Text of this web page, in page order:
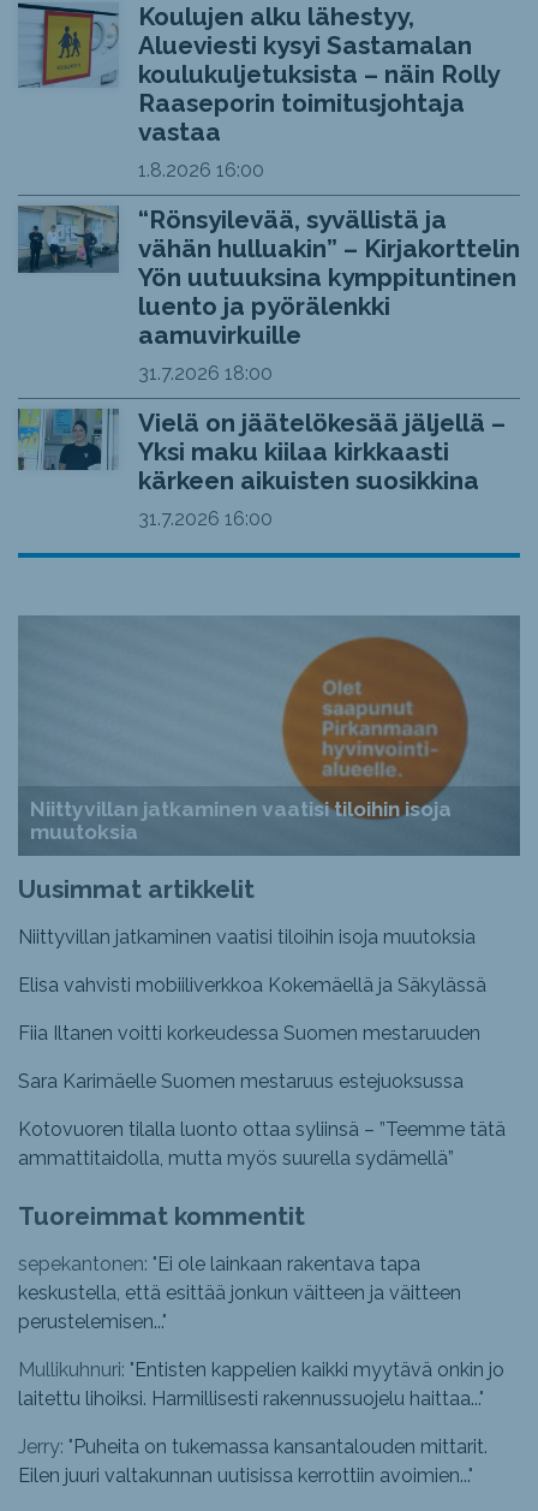
Koulujen alku lähestyy,
Alueviesti kysyi Sastamalan
koulukuljetuksista – näin Rolly
Raaseporin toimitusjohtaja
vastaa
1.8.2026 16:00
“Rönsyilevää, syvällistä ja
vähän hulluakin” – Kirjakorttelin
Yön uutuuksina kymppituntinen
luento ja pyörälenkki
aamuvirkuille
31.7.2026 18:00
Vielä on jäätelökesää jäljellä –
Yksi maku kiilaa kirkkaasti
kärkeen aikuisten suosikkina
31.7.2026 16:00
Niittyvillan jatkaminen vaatisi tiloihin isoja
muutoksia
Uusimmat artikkelit
Niittyvillan jatkaminen vaatisi tiloihin isoja muutoksia
Elisa vahvisti mobiiliverkkoa Kokemäellä ja Säkylässä
Fiia Iltanen voitti korkeudessa Suomen mestaruuden
Sara Karimäelle Suomen mestaruus estejuoksussa
Kotovuoren tilalla luonto ottaa syliinsä – ”Teemme tätä
ammattitaidolla, mutta myös suurella sydämellä”
Tuoreimmat kommentit
sepekantonen: "Ei ole lainkaan rakentava tapa
keskustella, että esittää jonkun väitteen ja väitteen
perustelemisen..."
Mullikuhnuri: "Entisten kappelien kaikki myytävä onkin jo
laitettu lihoiksi. Harmillisesti rakennussuojelu haittaa..."
Jerry: "Puheita on tukemassa kansantalouden mittarit.
Eilen juuri valtakunnan uutisissa kerrottiin avoimien..."